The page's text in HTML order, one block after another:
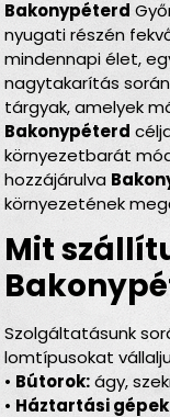
Bakonypéterd
nyugati részén
mindennapi élet,
nagytakarítás
tárgyak, amelyek
Bakonypéterd
környezetbarát
hozzájárulva
környezetének
Mit
Szolgáltatásunk
lomtípusokat
• Bútorok:ágy,
• Háztartási